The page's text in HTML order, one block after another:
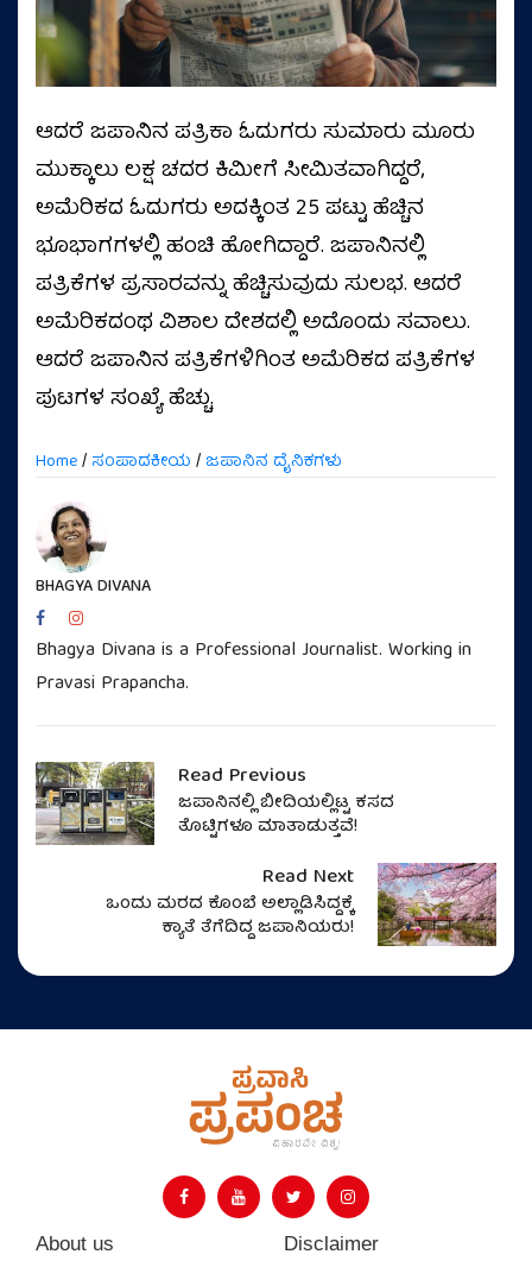
ಆದರೆ ಜಪಾನಿನ ಪತ್ರಿಕಾ ಓದುಗರು ಸುಮಾರು ಮೂರು
ಮುಕ್ಕಾಲು ಲಕ್ಷ ಚದರ ಕಿಮೀಗೆ ಸೀಮಿತವಾಗಿದ್ದರೆ,
ಅಮೆರಿಕದ ಓದುಗರು ಅದಕ್ಕಿಂತ 25 ಪಟ್ಟು ಹೆಚ್ಚಿನ
ಭೂಭಾಗಗಳಲ್ಲಿ ಹಂಚಿ ಹೋಗಿದ್ದಾರೆ. ಜಪಾನಿನಲ್ಲಿ
ಪತ್ರಿಕೆಗಳ ಪ್ರಸಾರವನ್ನು ಹೆಚ್ಚಿಸುವುದು ಸುಲಭ. ಆದರೆ
ಅಮೆರಿಕದಂಥ ವಿಶಾಲ ದೇಶದಲ್ಲಿ ಅದೊಂದು ಸವಾಲು.
ಆದರೆ ಜಪಾನಿನ ಪತ್ರಿಕೆಗಳಿಗಿಂತ ಅಮೆರಿಕದ ಪತ್ರಿಕೆಗಳ
ಪುಟಗಳ ಸಂಖ್ಯೆ ಹೆಚ್ಚು.
Home/ಸಂಪಾದಕೀಯ / ಜಪಾನಿನ ದೈನಿಕಗಳು
BHAGYA DIVANA
Bhagya Divana is a Professional Journalist. Working in
Pravasi Prapancha.
Read Previous
ಜಪಾನಿನಲ್ಲಿ ಬೀದಿಯಲ್ಲಿಟ್ಟ ಕಸದ
ತೊಟ್ಟಿಗಳೂ ಮಾತಾಡುತ್ತವೆ!
Read Next
ಒಂದು ಮರದ ಕೊಂಬೆ ಅಲ್ಲಾಡಿಸಿದ್ದಕ್ಕೆ
ಕ್ಯಾತೆ ತೆಗೆದಿದ್ದ ಜಪಾನಿಯರು!
About us Disclaimer